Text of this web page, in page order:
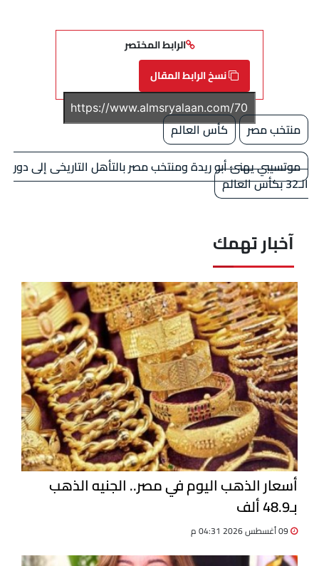
الرابط المختصر
نسخ الرابط المقال
منتخب مصر
كأس العالم
موتسيبي يهنئ أبو ريدة ومنتخب مصر بالتأهل التاريخى إلى دور
الـ32 بكأس العالم
آخبار تهمك
أسعار الذهب اليوم في مصر.. الجنيه الذهب
بـ48.9 ألف